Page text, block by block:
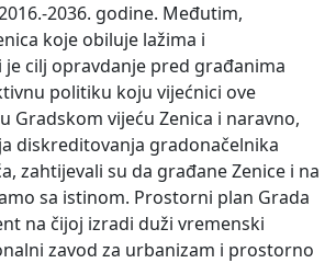
2036. godine. Međutim,
koje obiluje lažima i
je cilj opravdanje pred građanima
politiku koju vijećnici ove
Gradskom vijeću Zenica i naravno,
diskreditovanja gradonačelnika
zahtijevali su da građane Zenice i na
sa istinom. Prostorni plan Grada
na čijoj izradi duži vremenski
zavod za urbanizam i prostorno